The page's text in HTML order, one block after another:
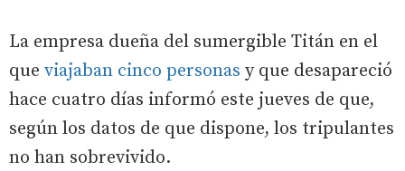
La empresa dueña del sumergible Titán en el
que viajaban cinco personas y que desapareció
hace cuatro días informó este jueves de que,
según los datos de que dispone, los tripulantes
no han sobrevivido.